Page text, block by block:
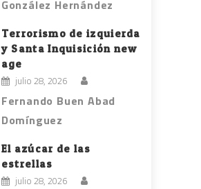
González Hernández
Terrorismo de izquierda
y Santa Inquisición new
age
julio 28, 2026
Fernando Buen Abad
Domínguez
El azúcar de las
estrellas
julio 28, 2026